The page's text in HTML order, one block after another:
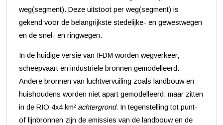
weg(segment). Deze uitstoot per weg(segment) is
gekend voor de belangrijkste stedelijke- en gewestwegen
en de snel- en ringwegen.
In de huidige versie van IFDM worden wegverkeer,
scheepvaart en industriële bronnen gemodelleerd.
Andere bronnen van luchtvervuiling zoals landbouw en
huishoudens worden niet apart gemodelleerd, maar zitten
in de RIO 4x4 km² achtergrond. In tegenstelling tot punt-
of lijnbronnen zijn de emissies van de landbouw en de